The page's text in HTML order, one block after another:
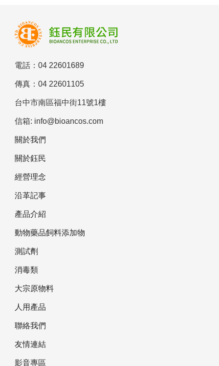
電話：04 22601689
傳真：04 22601105
台中市南區福中街11號1樓
信箱: info@bioancos.com
關於我們
關於鈺民
經營理念
沿革記事
產品介紹
動物藥品飼料添加物
測試劑
消毒類
大宗原物料
人用產品
聯絡我們
友情連結
影音專區